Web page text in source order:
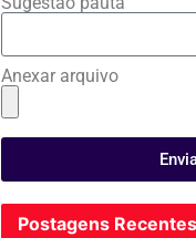
Anexar arquivo
Postagens Recentes